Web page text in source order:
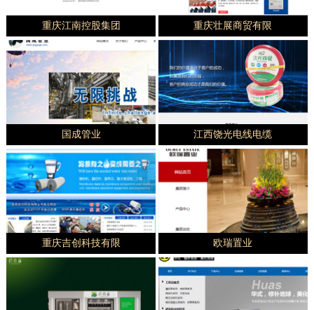
重庆江南控股集团 重庆壮展商贸有限
国成管业 江西饶光电线电缆
重庆吉创科技有限 欧瑞置业